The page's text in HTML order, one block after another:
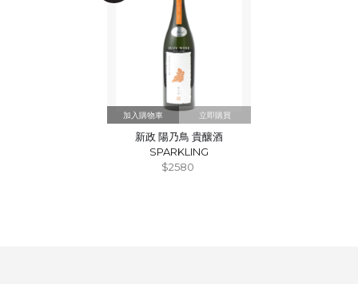
立即購買
新政 陽乃鳥 貴釀酒
SPARKLING
$2580